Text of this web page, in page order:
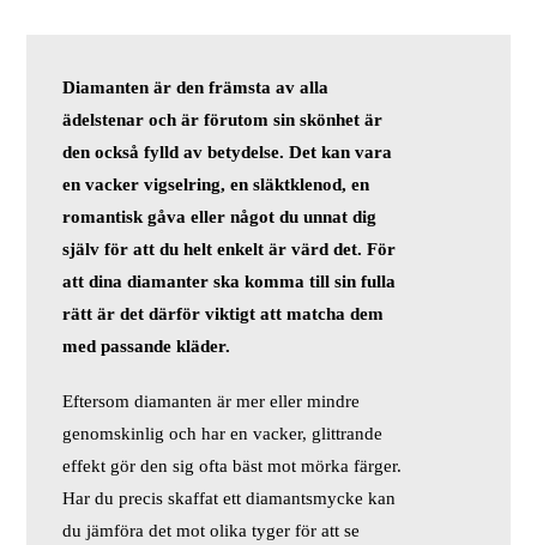
Diamanten är den främsta av alla
ädelstenar och är förutom sin skönhet är
den också fylld av betydelse. Det kan vara
en vacker vigselring, en släktklenod, en
romantisk gåva eller något du unnat dig
själv för att du helt enkelt är värd det. För
att dina diamanter ska komma till sin fulla
rätt är det därför viktigt att matcha dem
med passande kläder.
Eftersom diamanten är mer eller mindre
genomskinlig och har en vacker, glittrande
effekt gör den sig ofta bäst mot mörka färger.
Har du precis skaffat ett diamantsmycke kan
du jämföra det mot olika tyger för att se